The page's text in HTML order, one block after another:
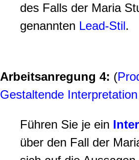
des Falls der Maria
genannten Lead-Stil.
Arbeitsanregung 4: (
Gestaltende Interpretation
Führen Sie je ein
über den Fall der